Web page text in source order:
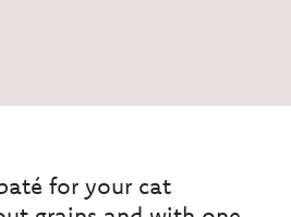
for your cat